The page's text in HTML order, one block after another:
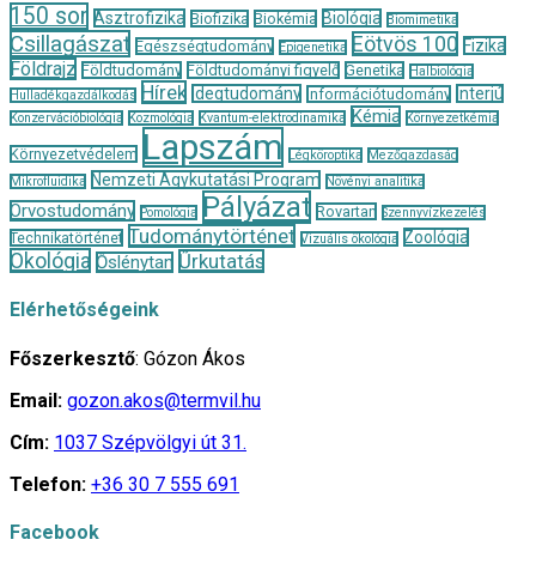
150 sor Asztrofizika Biofizika Biokémia Biológia Biomimetika
Csillagászat Egészségtudomány Epigenetika Eötvös 100 Fizika
Földrajz Földtudomány Földtudományi figyelő Genetika
Halbiológia
Hulladékgazdálkodás
Hírek Idegtudomány Információtudomány Interjú
Konzervációbiológia Kozmológia Kvantum-elektrodinamika Kémia Környezetkémia
Környezetvédelem Lapszám Légköroptika
Mezőgazdaság
Mikrofluidika
Nemzeti Agykutatási Program Növényi analitika
Orvostudomány Pomológia Pályázat Rovartan Szennyvízkezelés
Technikatörténet Tudománytörténet Vizuális ökológia Zoológia
Ökológia Őslénytan Űrkutatás
Elérhetőségeink
Főszerkesztő: Gózon Ákos
Email: gozon.akos@termvil.hu
Cím: 1037 Szépvölgyi út 31.
Telefon: +36 30 7 555 691
Facebook